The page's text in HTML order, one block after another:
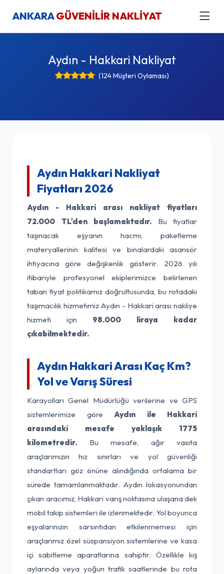
ANKARAGÜVENİLİR NAKLİYAT
Aydın - Hakkari Nakliyat
(124 Müşteri Oylaması)
Aydın Hakkari Nakliyat
Fiyatları 2026
Aydın - Hakkari arası nakliyat fiyatları
72.000 TL'den başlamaktadır. Bu fiyatlar
taşınacak eşyanın hacmi, paketleme
materyallerinin kalitesi ve binalardaki asansör
ihtiyacına göre değişkenlik gösterir. 2026 yılı
itibariyle profesyonel ekiplerimizce belirlenen
taban fiyat politikamız doğrultusunda, bu rotadaki
taşımacılık hizmetimiz Aydın - Hakkari arası nakliye
hizmeti için 98.000 liraya kadar
çıkabilmektedir.
Aydın Hakkari Arası Kaç Km?
Yol ve Varış Süresi
Karayolları Genel Müdürlüğü verilerine ve GPS
sistemlerimize göre Aydın ile Hakkari
arasındaki mesafe yaklaşık 1775
kilometredir. Bu mesafe, ağır vasıta
araçlarımızın hız sınırları ve yol güvenliği
standartları göz önüne alındığında ortalama bir
sürede tamamlanmaktadır. Aydın lokasyonundan
çıkan aracımız, Hakkari varış noktasına ulaşana dek
mobil takip sistemleri ile izlenmektedir. Yol boyunca
eşyalarınızın sarsıntıdan etkilenmemesi için
araçlarımız özel süspansiyon sistemlerine ve kasa
içi sabitleme aparatlarına sahiptir. Özellikle kış
aylarında veya yoğun trafik saatlerinde bu rota